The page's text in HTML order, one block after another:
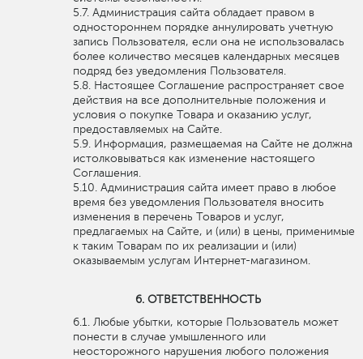
Администрация сайта обладает правом в
одностороннем порядке аннулировать учетную
запись Пользователя, если она не использовалась
более количество месяцев календарных месяцев
подряд без уведомления Пользователя.
Настоящее Соглашение распространяет свое
действия на все дополнительные положения и
условия о покупке Товара и оказанию услуг,
предоставляемых на Сайте.
Информация, размещаемая на Сайте не должна
истолковываться как изменение настоящего
Соглашения.
Администрация сайта имеет право в любое
время без уведомления Пользователя вносить
изменения в перечень Товаров и услуг,
предлагаемых на Сайте, и (или) в цены, применимые
к таким Товарам по их реализации и (или)
оказываемым услугам Интернет-магазином.
ОТВЕТСТВЕННОСТЬ
Любые убытки, которые Пользователь может
понести в случае умышленного или
неосторожного нарушения любого положения